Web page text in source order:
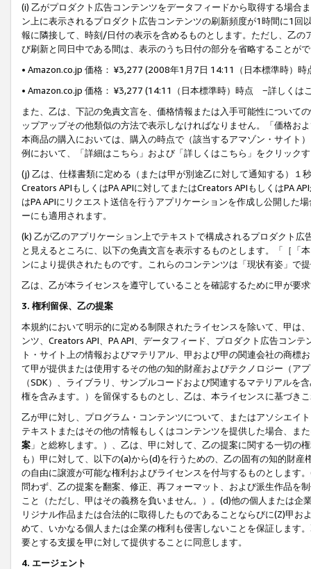
(i) 乙がプロダクト広告コンテンツをデータフィードから取得する場合
ン上に表示されるプロダクト広告コンテンツの刷新頻度が1時間に1
報に隣接して、時刻/日付の表示を含めるものとします。ただし、乙
び刷新と同日中である間は、表示のうち日付の部分を省略することが
• Amazon.co.jp 価格： ¥3,277 (2008年1月7日 14:11（日本標準時）
• Amazon.co.jp 価格： ¥3,277 (14:11（日本標準時）時点 −詳しくは
また、乙は、下記の免責文言を、価格情報または入手可能性について
ップアップその他類似の方法で表示しなければなりません。「価格
本商品の購入においては、購入の時点で（該当するアマゾン・サイト
例において、「詳細はこちら」および「詳しくはこちら」をクリック
(j) 乙は、仕様書類に定める（または甲が別途乙に対して通知する）
Creators APIもしくはPA APIに対してまたはCreators APIもしくはPA
はPA APIにリクエスト送信を行うアプリケーションを作成し公開した
ーにも適用されます。
(k) 乙が乙のアプリケーション上でテキストで構成されるプロダクト
と見えるところに、以下の免責文言を表示するものとします。「［「
ンにより提供されたものです。これらのコンテンツは「現状有姿」で
乙は、乙が本ライセンスを遵守していることを確認するために甲が要
3. 権利留保、乙の提案
本規約において明示的に定める制限されたライセンスを除いて、甲は
ンツ、Creators API、PA API、データフィード、プロダクト広告コン
ト・サイト上の情報およびマテリアル、甲および甲の関連会社の商
て甲が提供または使用するその他の知的財産およびテクノロジー（ア
（SDK）、ライブラリ、サンプルコードおよび関連するマテリアル
権を含みます。）を留保するものとし、乙は、本ライセンスに基づき
乙が甲に対し、プログラム・コンテンツについて、またはアソシエイ
テキストまたはその他の情報もしくはコンテンツを提供した場合、ま
案 」と総称します。）、乙は、甲に対して、乙の提案に関する一切
も）甲に対して、以下の(a)から(d)を行うための、乙の固有の知的財
の自由に譲渡が可能な権利およびライセンスを付与するものとします
問わず、乙の提案を翻案、修正、再フォーマット、および派生作品を
こと（ただし、甲はその義務を負いません。）。(d)他の個人または
リジナル作品または合法的に取得したものであることならびに(Z)甲
めて、いかなる個人または企業の権利も侵害しないことを保証します
要とする支援を甲に対して提供することに同意します。
4. エージェント